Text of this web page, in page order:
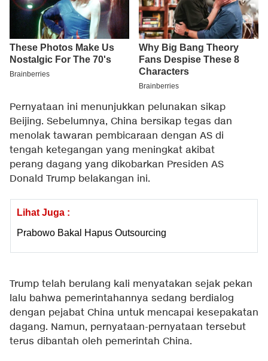
Pernyataan ini menunjukkan pelunakan sikap
Beijing. Sebelumnya, China bersikap tegas dan
menolak tawaran pembicaraan dengan AS di
tengah ketegangan yang meningkat akibat
perang dagang yang dikobarkan Presiden AS
Donald Trump belakangan ini.
Lihat Juga :
Prabowo Bakal Hapus Outsourcing
Trump telah berulang kali menyatakan sejak pekan
lalu bahwa pemerintahannya sedang berdialog
dengan pejabat China untuk mencapai kesepakatan
dagang. Namun, pernyataan-pernyataan tersebut
terus dibantah oleh pemerintah China.